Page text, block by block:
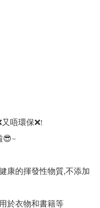
唔環保❌!
😎~
康的揮發性物質,不添加
於衣物和書籍等